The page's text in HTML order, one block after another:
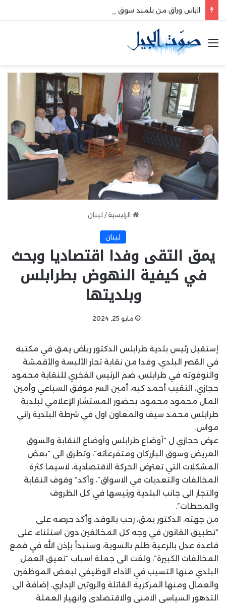
القائمة
الرئيسية / لبنان
لبنان
يمق التقى وفدا اقتصاديا وبحث
في كيفية النهوض بطرابلس
وبلديتها
مايو 25, 2024
إستقبل رئيس بلدية طرابلس الدكتور رياض يمق في مكتبه
في القصر البلدي، وفدا من نقابة تجار الألبسة والأقمشة
والنوفوته في طرابلس، ضم الرئيس الفخري للنقابة محمود
حجازي، النقيب أحمد كبه، أمين السر موفق السباعي وأمين
المال محمود محمود، بحضور المستشار الإعلامي لبلدية
طرابلس محمد سيف والمعاون اول في شرطة البلدية راني
مواس.
عرض حجازي ل “أوضاع طرابلس وأوضاع النقابة والسوق
العريض وسوق البازركان ومتفرعاته”، وتطرق الى “بعض
المشكلات التي تعترض الحركة الاقتصادية، لاسيما كثرة
المخالفات والتعديات في الاسواق”، وأكد” وقوف النقابة
والتجار الى جانب البلدية ورئيسها في كل الظروف
والمحطات”.
من جهته، الدكتور يمق، رحب بالوفد، وأكد حرصه على
“تطبيق القانون في وجه كل المخالفين دون استثناء، على
قاعدة عدل بالرعية ظلم بالسوية، وسنبدأ بإذن الله في قمع
المخالفات الكبيرة”، ولفت الى جملة اسباب “تعيق العمل
البلدي منها التسيب في الأداء الوظيفي لبعض الموظفين
والعمال ومنها المركزية القاتلة والروتين الإداري، إضافة الى
التدهور السياسي الامني والاقتصادي وانهيار العملة